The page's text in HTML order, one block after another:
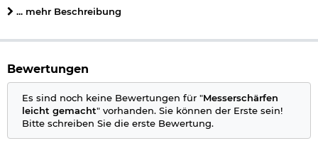
Apparaten mit Keramik- und Diamant-Schärfern. Der Umgang
damit wird detailliert ­erklärt. So kann nichts mehr schief­gehen!
Aufbewahrung von Messern.
Die Autoren vermitteln dem Leser auch die theoretischen
Grundlagen des Messerschärfens, so dass er versteht, warum
kann. Neben den vielen Fotos werden die wichtigsten
Zusammenhänge auch in Grafiken und Illustrationen
verdeutlicht.Ein kompakter, aber wertvoller Rat­geber für den
täglichen Umgang mit Messern.
... mehr Beschreibung
Bewertungen
Es sind noch keine Bewertungen für "Messerschärfen
leicht gemacht" vorhanden. Sie können der Erste sein!
Bitte schreiben Sie die erste Bewertung.